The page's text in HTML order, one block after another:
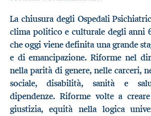
La chiusura degli Ospedali
clima politico e culturale degli anni
che oggi viene definita una grande
e di emancipazione. Riforme nel
nella parità di genere, nelle carceri,
sociale, disabilità, sanità e
dipendenze. Riforme volte a
giustizia, equità nella logica